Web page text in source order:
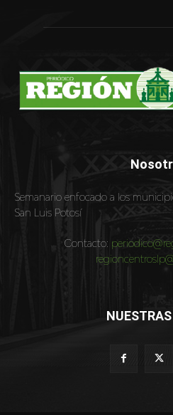
Semanario enfocado a los
San Luis Potosí
Contacto:
NUESTRAS